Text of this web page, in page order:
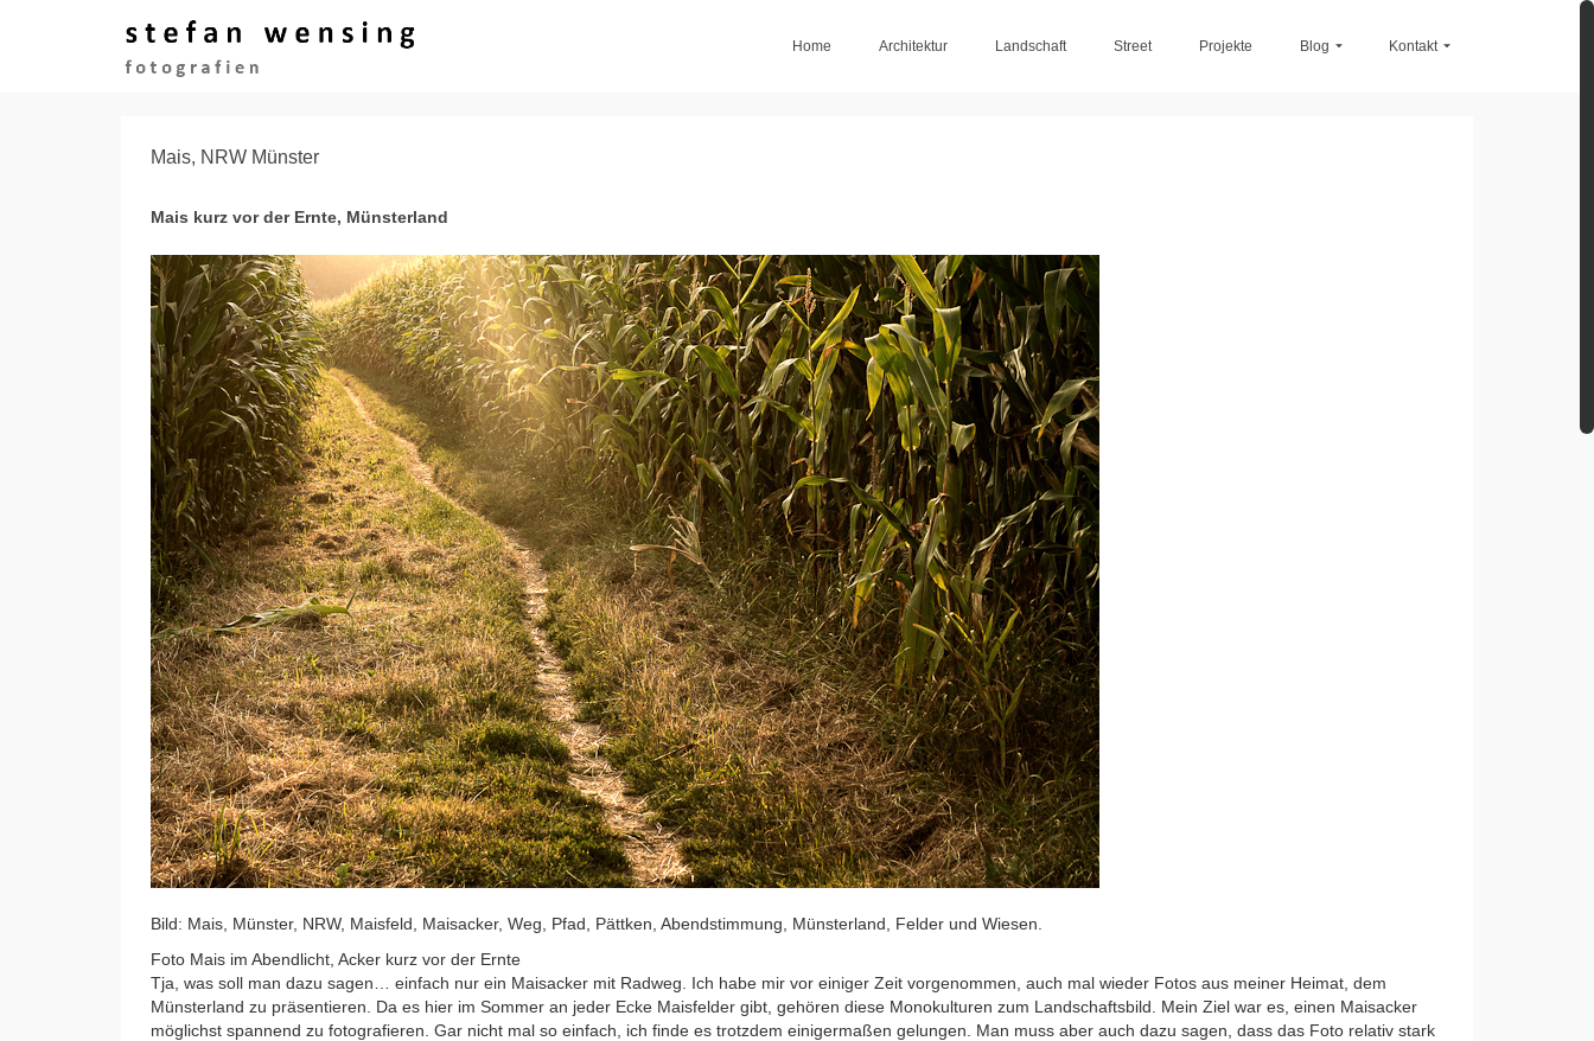
Home Architektur Landschaft Street Projekte Blog Kontakt
Mais, NRW Münster
Mais kurz vor der Ernte, Münsterland
Bild: Mais, Münster, NRW, Maisfeld, Maisacker, Weg, Pfad, Pättken, Abendstimmung, Münsterland, Felder und Wiesen.
Foto Mais im Abendlicht, Acker kurz vor der Ernte
Tja, was soll man dazu sagen… einfach nur ein Maisacker mit Radweg. Ich habe mir vor einiger Zeit vorgenommen, auch mal wieder Fotos aus meiner Heimat, dem
Münsterland zu präsentieren. Da es hier im Sommer an jeder Ecke Maisfelder gibt, gehören diese Monokulturen zum Landschaftsbild. Mein Ziel war es, einen Maisacker
möglichst spannend zu fotografieren. Gar nicht mal so einfach, ich finde es trotzdem einigermaßen gelungen. Man muss aber auch dazu sagen, dass das Foto relativ stark